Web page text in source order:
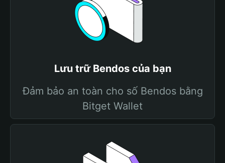
Lưu trữ Bendos của bạn
Đảm bảo an toàn cho số Bendos bằng
Bitget Wallet